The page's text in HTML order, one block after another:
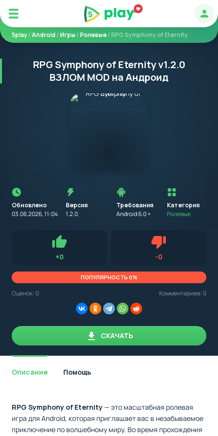
5play/Android /Игры /Ролевые/ RPG Symphony of Eternity
RPG Symphony of Eternity v1.2.0
ВЗЛОМ MOD на Андроид
Обновлено
03.06.2026, 11:04
Версия
1.2.0
Требования
Android 6.0 +
установкой
приложения
на
устройство
с
указываем
минимальные
необходимые
Категория
Ролевые
обращать внимание на установленную версию Android
OS. Мы указываем минимально необходимую версию для
+0Нравится -0Не нравится
ПОПУЛЯРНОСТЬ 0%
Оценок: 0 Комментариев: 0
СКАЧАТЬ
Описание Помощь
RPG Symphony of Eternity— это масштабная ролевая
игра для Android, которая приглашает вас в незабываемое
приключение по волшебному миру. Во время прохождения